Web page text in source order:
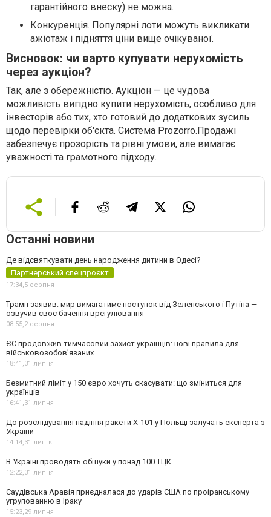
гарантійного внеску) не можна.
Конкуренція. Популярні лоти можуть викликати
ажіотаж і підняття ціни вище очікуваної.
Висновок: чи варто купувати нерухомість
через аукціон?
Так, але з обережністю. Аукціон — це чудова
можливість вигідно купити нерухомість, особливо для
інвесторів або тих, хто готовий до додаткових зусиль
щодо перевірки об'єкта. Система Prozorro.Продажі
забезпечує прозорість та рівні умови, але вимагає
уважності та грамотного підходу.
Останні новини
Де відсвяткувати день народження дитини в Одесі?
Партнерський спецпроєкт
17:34,5 серпня
Трамп заявив: мир вимагатиме поступок від Зеленського і Путіна —
озвучив своє бачення врегулювання
08:55,2 серпня
ЄС продовжив тимчасовий захист українців: нові правила для
військовозобов’язаних
18:41,31 липня
Безмитний ліміт у 150 євро хочуть скасувати: що зміниться для
українців
16:41,31 липня
До розслідування падіння ракети Х-101 у Польщі залучать експерта з
України
14:14,31 липня
В Україні проводять обшуки у понад 100 ТЦК
12:22,31 липня
Саудівська Аравія приєдналася до ударів США по проіранському
угрупованню в Іраку
15:23,29 липня